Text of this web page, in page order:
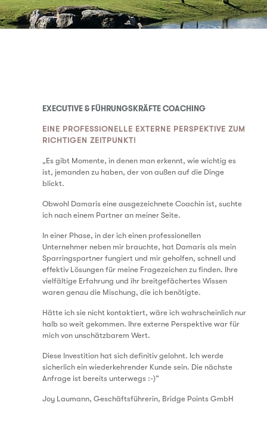
EXECUTIVE & FÜHRUNGSKRÄFTE COACHING
EINE PROFESSIONELLE EXTERNE PERSPEKTIVE ZUM
RICHTIGEN ZEITPUNKT!
„Es gibt Momente, in denen man erkennt, wie wichtig es
ist, jemanden zu haben, der von außen auf die Dinge
blickt.
Obwohl Damaris eine ausgezeichnete Coachin ist, suchte
ich nach einem Partner an meiner Seite.
In einer Phase, in der ich einen professionellen
Unternehmer neben mir brauchte, hat Damaris als mein
Sparringspartner fungiert und mir geholfen, schnell und
effektiv Lösungen für meine Fragezeichen zu finden. Ihre
vielfältige Erfahrung und ihr breitgefächertes Wissen
waren genau die Mischung, die ich benötigte.
Hätte ich sie nicht kontaktiert, wäre ich wahrscheinlich nur
halb so weit gekommen. Ihre externe Perspektive war für
mich von unschätzbarem Wert.
Diese Investition hat sich definitiv gelohnt. Ich werde
sicherlich ein wiederkehrender Kunde sein. Die nächste
Anfrage ist bereits unterwegs :-)“
Joy Laumann, Geschäftsführerin, Bridge Points GmbH